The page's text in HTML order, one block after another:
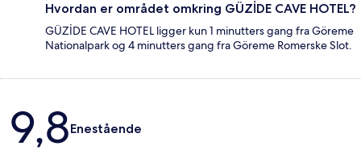
Hvordan er området omkring GÜZİDE CAVE HOTEL?
GÜZİDE CAVE HOTEL ligger kun 1 minutters gang fra Göreme
Nationalpark og 4 minutters gang fra Göreme Romerske Slot.
Anmeldelser
9,8Enestående